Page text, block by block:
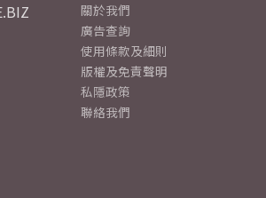
關於我們
廣告查詢
使用條款及細則
版權及免責聲明
私隱政策
聯絡我們